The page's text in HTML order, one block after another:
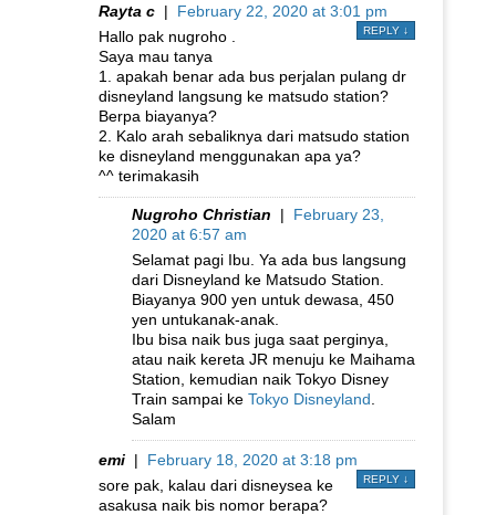
Rayta c | February 22, 2020 at 3:01 pm
REPLY ↓
Hallo pak nugroho .
Saya mau tanya
1. apakah benar ada bus perjalan pulang dr
disneyland langsung ke matsudo station?
Berpa biayanya?
2. Kalo arah sebaliknya dari matsudo station
ke disneyland menggunakan apa ya?
^^ terimakasih
Nugroho Christian | February 23,
2020 at 6:57 am
Selamat pagi Ibu. Ya ada bus langsung
dari Disneyland ke Matsudo Station.
Biayanya 900 yen untuk dewasa, 450
yen untukanak-anak.
Ibu bisa naik bus juga saat perginya,
atau naik kereta JR menuju ke Maihama
Station, kemudian naik Tokyo Disney
Train sampai ke Tokyo Disneyland
Salam
emi | February 18, 2020 at 3:18 pm
REPLY ↓
sore pak, kalau dari disneysea ke
asakusa naik bis nomor berapa?